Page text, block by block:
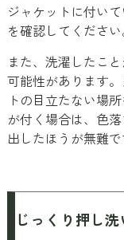
ジャケットに付い
を確認してください
また、洗濯したこ
可能性があります
トの目立たない場
が付く場合は、色
出したほうが無難で
じっくり押し洗